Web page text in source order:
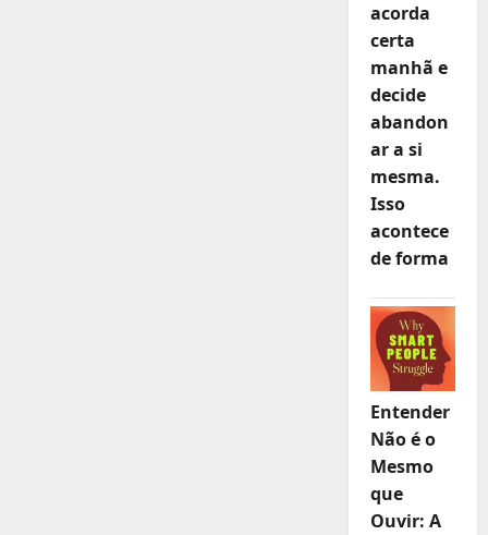
acorda
certa
manhã e
decide
abandon
ar a si
mesma.
Isso
acontece
de forma
Entender
Não é o
Mesmo
que
Ouvir: A